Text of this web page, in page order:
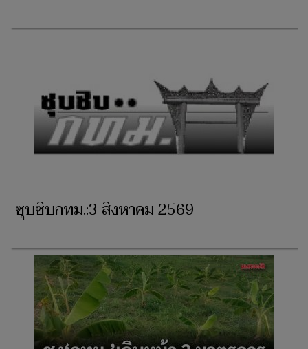
ซุบซิบกทม.:3 สิงหาคม 2569